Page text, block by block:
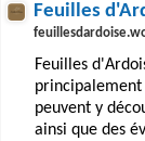
Feuilles
Feuilles
principalement
peuvent y
ainsi que des